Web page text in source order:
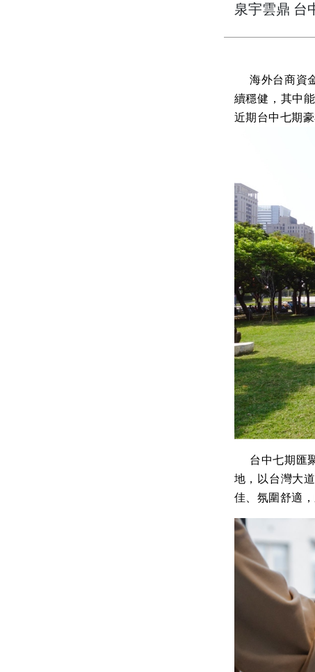
泉宇雲鼎 台
海外台商資
續穩健，其中
近期台中七期
台中七期匯
地，以台灣大
佳、氛圍舒適